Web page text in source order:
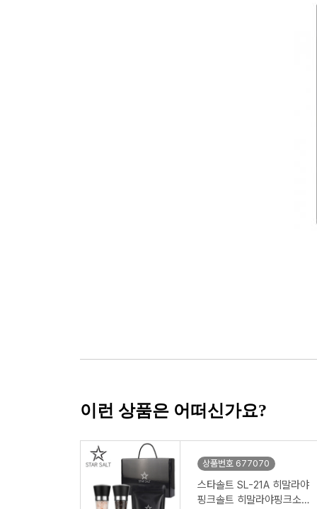
이런 상품은 어떠신가요?
상품번호 677070
스타솔트 SL-21A 히말라야
핑크솔트 히말라야핑크소금